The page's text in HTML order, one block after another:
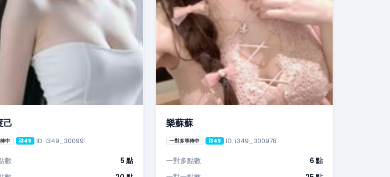
己
中 i349 ID: i349_300991
數
5 點
樂蘇蘇
一對多等待中 i349 ID: i349_300978
一對多點數
6 點